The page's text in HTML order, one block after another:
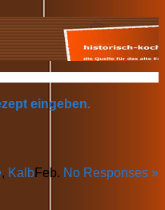
eingeben.
, Kalb No Responses »
Feb.